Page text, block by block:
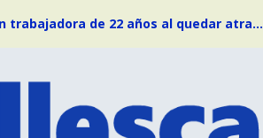
trabajadora de 22 años al quedar atra...